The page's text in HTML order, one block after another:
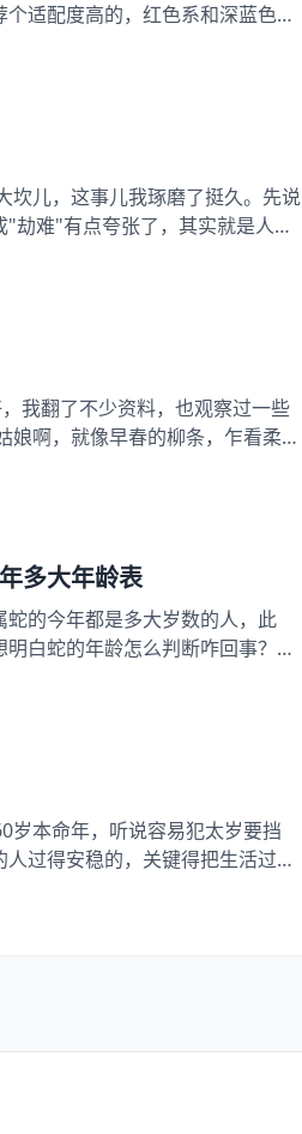
适配度高的，红色系和深蓝色系
、从老黄历到现代审美的颜色
理暗示游戏 四、容易踩坑的搭配
坎儿，这事儿我琢磨了挺久。先说
劫难"有点夸张了，其实就是人生
1965年属蛇一生三大劫难 二、
、运势周期规律 一、三大坎儿的
我翻了不少资料，也观察过一些
啊，就像早春的柳条，乍看柔软
字。 3月19日要点导读： 一、属
搜”的相关词 三、当双鱼座遇上
多大年龄表
的今年都是多大岁数的人，此
白蛇的年龄怎么判断咋回事？其
蛇的今年多大年龄表，帮大家更
今年2025年是兔年，但对于属蛇
岁本命年，听说容易犯太岁要挡
过得安稳的，关键得把生活过扎
一、本命年先调心态 二、日常
分 五、六十岁正当年 一、本命年